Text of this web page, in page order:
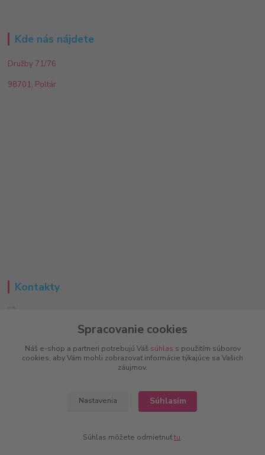
Kde nás nájdete
Družby 71/76
98701, Poltár
Kontakty
+421 951 733 848
(Po-Pia, 8-16 hod.)
Spracovanie cookies
Náš e-shop a partneri potrebujú Váš súhlas s použitím súborov
cookies, aby Vám mohli zobrazovať informácie týkajúce sa Vašich
záujmov.
Nastavenia Súhlasím
Súhlas môžete odmietnuťtu.